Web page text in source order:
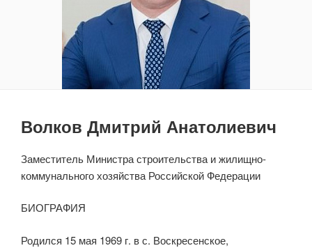
Волков Дмитрий Анатолиевич
Заместитель Министра строительства и жилищно-
коммунального хозяйства Российской Федерации
БИОГРАФИЯ
Родился 15 мая 1969 г. в с. Воскресенское,